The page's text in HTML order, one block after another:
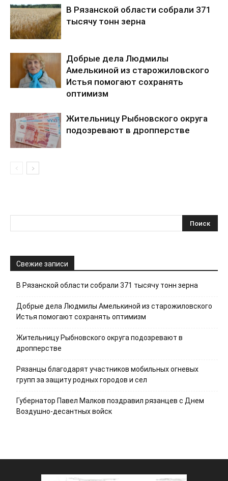
В Рязанской области собрали 371
тысячу тонн зерна
Добрые дела Людмилы
Амелькиной из старожиловского
Истья помогают сохранять
оптимизм
Жительницу Рыбновского округа
подозревают в дропперстве
Свежие записи
В Рязанской области собрали 371 тысячу тонн зерна
Добрые дела Людмилы Амелькиной из старожиловского
Истья помогают сохранять оптимизм
Жительницу Рыбновского округа подозревают в
дропперстве
Рязанцы благодарят участников мобильных огневых
групп за защиту родных городов и сел
Губернатор Павел Малков поздравил рязанцев с Днем
Воздушно-десантных войск